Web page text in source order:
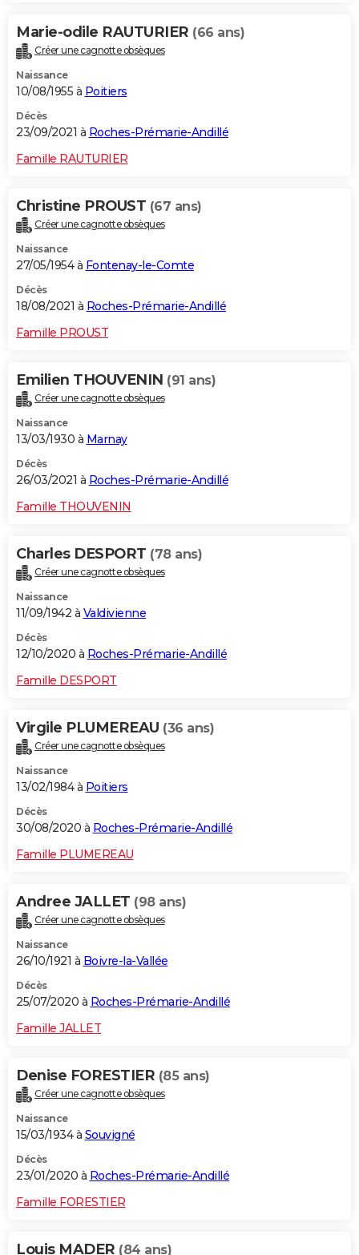
Marie-odile RAUTURIER (66 ans)
Créer une cagnotte obsèques
Naissance
10/08/1955 à Poitiers
Décès
23/09/2021 à Roches-Prémarie-Andillé
Famille RAUTURIER
Christine PROUST (67 ans)
Créer une cagnotte obsèques
Naissance
27/05/1954 à Fontenay-le-Comte
Décès
18/08/2021 à Roches-Prémarie-Andillé
Famille PROUST
Emilien THOUVENIN (91 ans)
Créer une cagnotte obsèques
Naissance
13/03/1930 à Marnay
Décès
26/03/2021 à Roches-Prémarie-Andillé
Famille THOUVENIN
Charles DESPORT (78 ans)
Créer une cagnotte obsèques
Naissance
11/09/1942 à Valdivienne
Décès
12/10/2020 à Roches-Prémarie-Andillé
Famille DESPORT
Virgile PLUMEREAU (36 ans)
Créer une cagnotte obsèques
Naissance
13/02/1984 à Poitiers
Décès
30/08/2020 à Roches-Prémarie-Andillé
Famille PLUMEREAU
Andree JALLET (98 ans)
Créer une cagnotte obsèques
Naissance
26/10/1921 à Boivre-la-Vallée
Décès
25/07/2020 à Roches-Prémarie-Andillé
Famille JALLET
Denise FORESTIER (85 ans)
Créer une cagnotte obsèques
Naissance
15/03/1934 à Souvigné
Décès
23/01/2020 à Roches-Prémarie-Andillé
Famille FORESTIER
Louis MADER (84 ans)